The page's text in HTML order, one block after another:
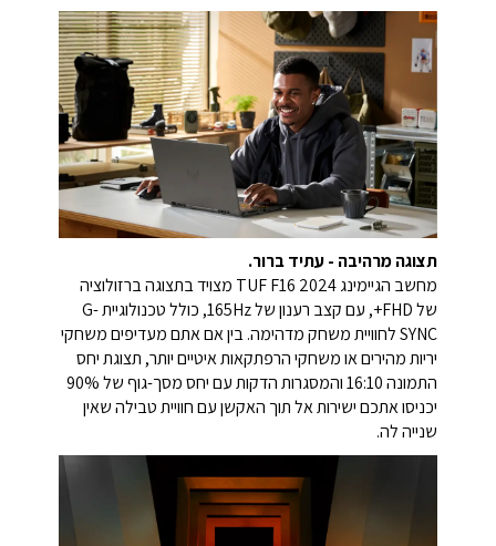
תצוגה מרהיבה - עתיד ברור.
מחשב הגיימינג TUF F16 2024 מצויד בתצוגה ברזולוציה
של FHD+, עם קצב רענון של 165Hz, כולל טכנולוגיית G-
SYNC לחוויית משחק מדהימה. בין אם אתם מעדיפים משחקי
יריות מהירים או משחקי הרפתקאות איטיים יותר, תצוגת יחס
התמונה 16:10 והמסגרות הדקות עם יחס מסך-גוף של 90%
יכניסו אתכם ישירות אל תוך האקשן עם חוויית טבילה שאין
שנייה לה.